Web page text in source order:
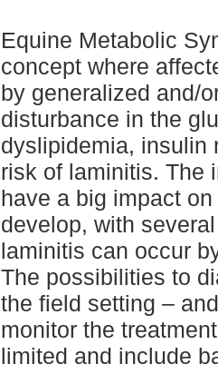
Equine Metabolic
concept where
by generalized and/
disturbance in the
dyslipidemia, insulin
risk of laminitis. The
have a big impact
develop, with
laminitis can occur
The possibilities to
the field setting –
monitor the
limited and include